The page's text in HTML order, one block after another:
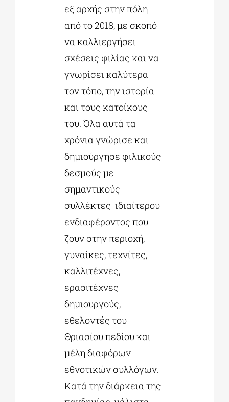
εξ αρχής στην πόλη
από το 2018, με σκοπό
να καλλιεργήσει
σχέσεις φιλίας και να
γνωρίσει καλύτερα
τον τόπο, την ιστορία
και τους κατοίκους
του. Όλα αυτά τα
χρόνια γνώρισε και
δημιούργησε φιλικούς
δεσμούς με
σημαντικούς
συλλέκτες ιδιαίτερου
ενδιαφέροντος που
ζουν στην περιοχή,
γυναίκες, τεχνίτες,
καλλιτέχνες,
ερασιτέχνες
δημιουργούς,
εθελοντές του
Θριασίου πεδίου και
μέλη διαφόρων
εθνοτικών συλλόγων.
Κατά την διάρκεια της